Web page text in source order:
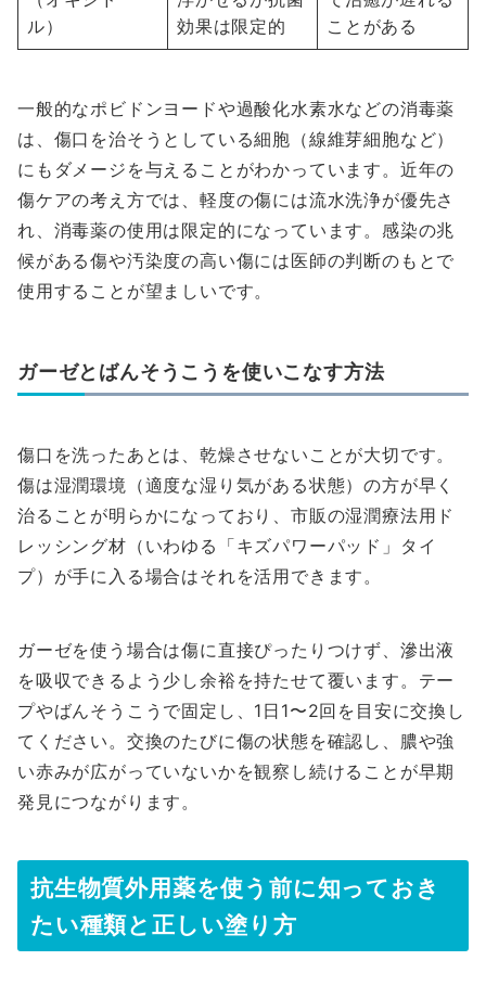
ル）
効果は限定的
ことがある
一般的なポビドンヨードや過酸化水素水などの消毒薬
は、傷口を治そうとしている細胞（線維芽細胞など）
にもダメージを与えることがわかっています。近年の
傷ケアの考え方では、軽度の傷には流水洗浄が優先さ
れ、消毒薬の使用は限定的になっています。感染の兆
候がある傷や汚染度の高い傷には医師の判断のもとで
使用することが望ましいです。
ガーゼとばんそうこうを使いこなす方法
傷口を洗ったあとは、乾燥させないことが大切です。
傷は湿潤環境（適度な湿り気がある状態）の方が早く
治ることが明らかになっており、市販の湿潤療法用ド
レッシング材（いわゆる「キズパワーパッド」タイ
プ）が手に入る場合はそれを活用できます。
ガーゼを使う場合は傷に直接ぴったりつけず、滲出液
を吸収できるよう少し余裕を持たせて覆います。テー
プやばんそうこうで固定し、1日1〜2回を目安に交換し
てください。交換のたびに傷の状態を確認し、膿や強
い赤みが広がっていないかを観察し続けることが早期
発見につながります。
抗生物質外用薬を使う前に知っておき
たい種類と正しい塗り方